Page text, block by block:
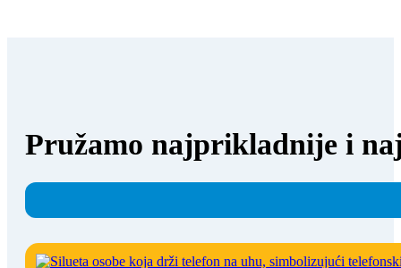
Pružamo najprikladnije i